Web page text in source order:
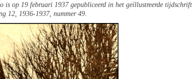
is op 19 februari 1937 gepubliceerd in het geïllustreerde tijdschrift
12, 1936-1937, nummer 49.